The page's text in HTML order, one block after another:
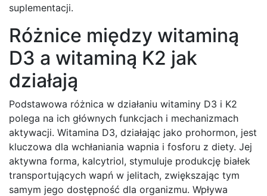
suplementacji.
Różnice między witaminą
D3 a witaminą K2 jak
działają
Podstawowa różnica w działaniu witaminy D3 i K2
polega na ich głównych funkcjach i mechanizmach
aktywacji. Witamina D3, działając jako prohormon, jest
kluczowa dla wchłaniania wapnia i fosforu z diety. Jej
aktywna forma, kalcytriol, stymuluje produkcję białek
transportujących wapń w jelitach, zwiększając tym
samym jego dostępność dla organizmu. Wpływa